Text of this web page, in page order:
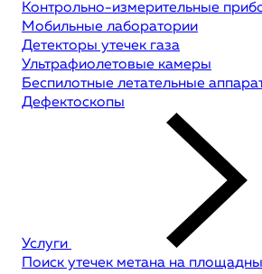
Контрольно-измерительные
Мобильные лаборатории
Детекторы утечек газа
Ультрафиолетовые камеры
Беспилотные летательные
Дефектоскопы
Услуги
Поиск утечек метана на